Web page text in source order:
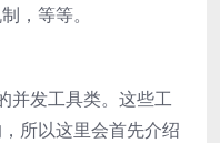
，等等。
并发工具类。这些工
所以这里会首先介绍